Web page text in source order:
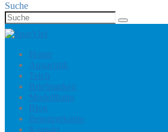
Suche
Home
Aquaristik
Teich
Briefmarken
Modellbahn
Blog
Benutzerkonto
Kontakt